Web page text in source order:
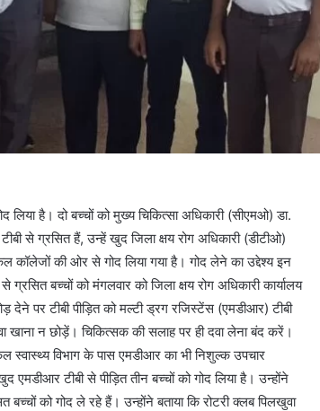
है। दो बच्चों को मुख्य चिकित्सा अधिकारी (सीएमओ) डा.
से ग्रसित हैं, उन्हें खुद जिला क्षय रोग अधिकारी (डीटीओ)
कॉलेजों की ओर से गोद लिया गया है। गोद लेने का उद्देश्य इन
बच्चों को मंगलवार को जिला क्षय रोग अधिकारी कार्यालय
देने पर टीबी पीड़ित को मल्टी ड्रग रजिस्टेंस (एमडीआर) टीबी
खाना न छोड़ें। चिकित्सक की सलाह पर ही दवा लेना बंद करें।
स्वास्थ्य विभाग के पास एमडीआर का भी निशुल्क उपचार
टीबी से पीड़ित तीन बच्चों को गोद लिया है। उन्होंने
को गोद ले रहे हैं। उन्होंने बताया कि रोटरी क्लब पिलखुवा